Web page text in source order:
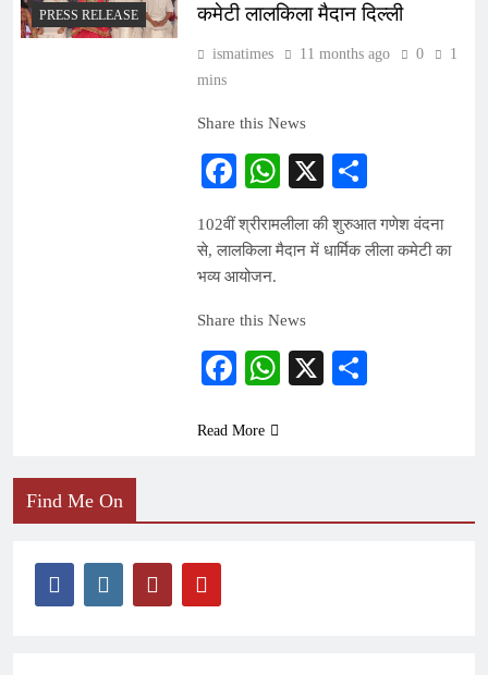
PRESS RELEASE
कमेटी लालकिला मैदान दिल्ली
ismatimes 11 months ago 0
1
mins
Share this News
Facebook
WhatsApp
X
102वीं श्रीरामलीला की शुरुआत गणेश वंदना
से, लालकिला मैदान में धार्मिक लीला कमेटी का
भव्य आयोजन.
Share this News
Facebook
WhatsApp
X
Read More
Find Me On